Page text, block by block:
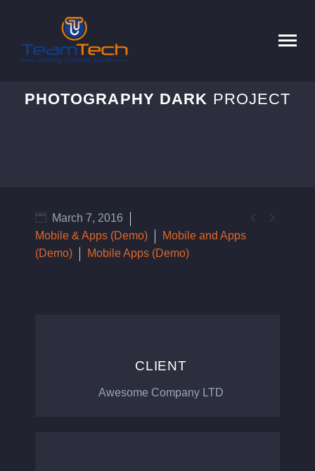
PHOTOGRAPHY DARK PROJECT
 
March 7, 2016
Mobile & Apps (Demo)
Mobile and Apps
(Demo)
Mobile Apps (Demo)
CLIENT
Awesome Company LTD